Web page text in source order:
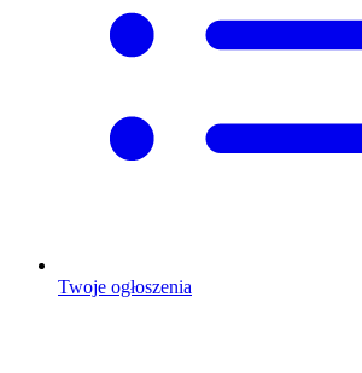
Twoje ogłoszenia